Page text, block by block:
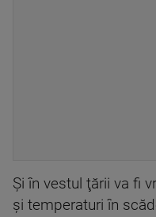
Şi în vestul ţării va fi
şi temperaturi în